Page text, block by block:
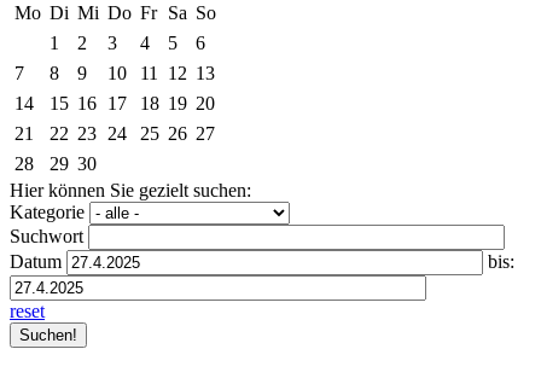
Mo Di Mi Do Fr Sa So
1
2 3 4 5
6
7
8 9 10 11 12 13
14
15 16 17 18 19 20
21
22 23 24 25 26 27
28
29 30
Hier können Sie gezielt suchen:
Kategorie
Suchwort
Datum
bis:
reset